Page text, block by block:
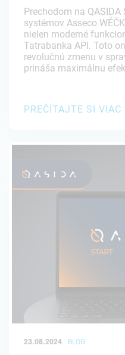
Prechodom na QASIDA
systémov Asseco
nielen moderné
Tatrabanka API. Toto
revolučnú zmenu v
prináša maximálnu
PREČÍTAJTE SI VIAC
23.08.2024 BLOG